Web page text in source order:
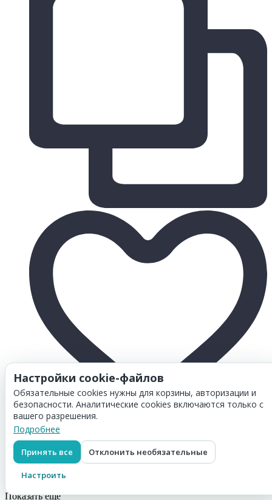
Товар добавлен в
Картридж Hi-Black (HB-SP330H) для Ricoh Aficio SP
330DNw/SP330SN/SP330SFN, 7K (с чипом)
1 302₽
Перейти в корзину
Показать еще
Настройки cookie-файлов
Обязательные cookies нужны для корзины, авторизации и
безопасности. Аналитические cookies включаются только с
вашего разрешения.
Подробнее
Принять все Отклонить необязательные
Настроить